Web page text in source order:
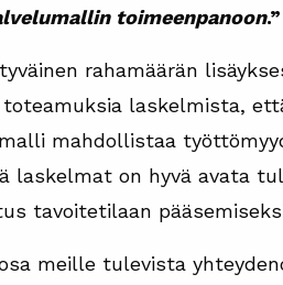
toimeenpanoon.”
rahamäärän
laskelmista,
mahdollistaa
laskelmat on hyvä avata
tavoitetilaan
meille tulevista